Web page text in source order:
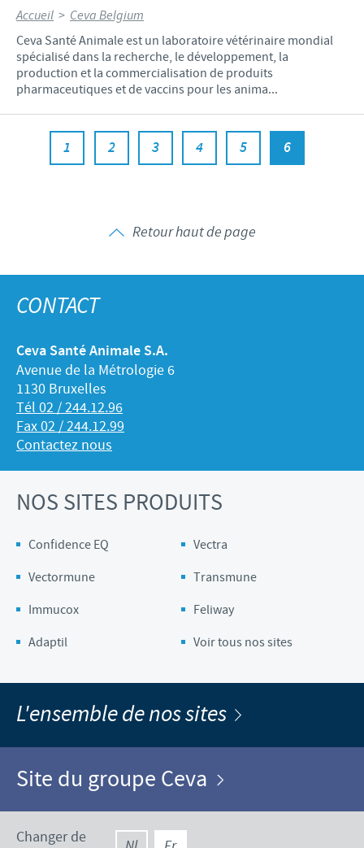
Accueil > Ceva Belgium
Ceva Santé Animale est un laboratoire vétérinaire mondial
spécialisé dans la recherche, le développement, la
production et la commercialisation de produits
pharmaceutiques et de vaccins pour les anima...
1 2 3 4 5 6
Retour haut de page
CONTACT
Ceva Santé Animale S.A.
Avenue de la Métrologie 6
1130 Bruxelles
Tél 02 / 244.12.96
Fax 02 / 244.12.99
Contactez nous
NOS SITES PRODUITS
Confidence EQ
Vectra
Vectormune
Transmune
Immucox
Feliway
Adaptil
Voir tous nos sites
L'ensemble de nos sites
Site du groupe Ceva
Changer de